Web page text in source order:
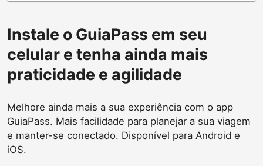
Instale o GuiaPass em seu
celular e tenha ainda mais
praticidade e agilidade
Melhore ainda mais a sua experiência com o app
GuiaPass. Mais facilidade para planejar a sua viagem
e manter-se conectado. Disponível para Android e
iOS.